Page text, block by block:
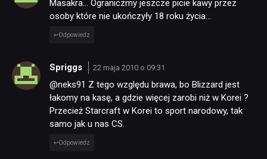
Masakra… Ograniczmy jeszcze picie kawy przez
osoby które nie ukończyły 18 roku życia…
Odpowiedz
Spriggs 22 maja 2010 o 09:31
@neks91 Z tego względu brawa, bo Blizzard jest
łakomy na kasę, a gdzie więcej zarobi niż w Korei ?
Przecież Starcraft w Korei to sport narodowy, tak
samo jak u nas CS.
Odpowiedz